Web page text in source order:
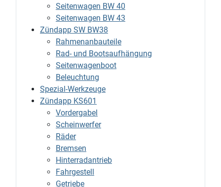
Seitenwagen BW 40
Seitenwagen BW 43
Zündapp SW BW38
Rahmenanbauteile
Rad- und Bootsaufhängung
Seitenwagenboot
Beleuchtung
Spezial-Werkzeuge
Zündapp KS601
Vordergabel
Scheinwerfer
Räder
Bremsen
Hinterradantrieb
Fahrgestell
Getriebe